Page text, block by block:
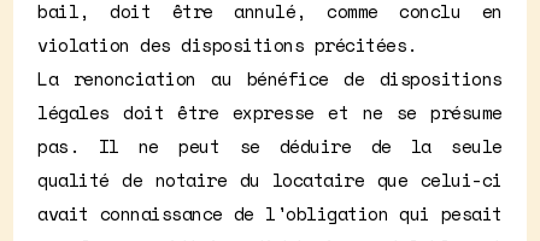
bail, doit être annulé, comme conclu en
violation des dispositions précitées.
La renonciation au bénéfice de dispositions
légales doit être expresse et ne se présume
pas. Il ne peut se déduire de la seule
qualité de notaire du locataire que celui-ci
avait connaissance de l'obligation qui pesait